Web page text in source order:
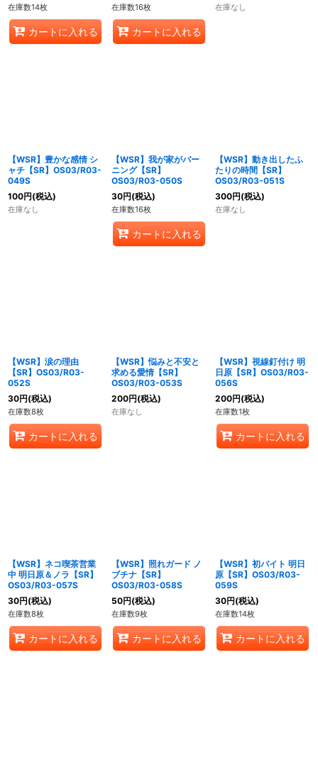
在庫数14枚
カートに入れる
在庫数16枚
カートに入れる
在庫なし
【WSR】豊かな感情 シ
ャチ【SR】OS03/R03-
049S
100円(税込)
在庫なし
【WSR】我が家がバー
ニング【SR】
OS03/R03-050S
30円(税込)
在庫数16枚
カートに入れる
【WSR】動き出したふ
たりの時間【SR】
OS03/R03-051S
300円(税込)
在庫なし
【WSR】涙の理由
【SR】OS03/R03-
052S
30円(税込)
在庫数8枚
カートに入れる
【WSR】悩みと不安と
求める愛情【SR】
OS03/R03-053S
200円(税込)
在庫なし
【WSR】視線釘付け 明
日原【SR】OS03/R03-
056S
200円(税込)
在庫数1枚
カートに入れる
【WSR】ネコ喫茶営業
中 明日原＆ノラ【SR】
OS03/R03-057S
30円(税込)
在庫数8枚
カートに入れる
【WSR】照れガード ノ
ブチナ【SR】
OS03/R03-058S
50円(税込)
在庫数9枚
カートに入れる
【WSR】初バイト 明日
原【SR】OS03/R03-
059S
30円(税込)
在庫数14枚
カートに入れる